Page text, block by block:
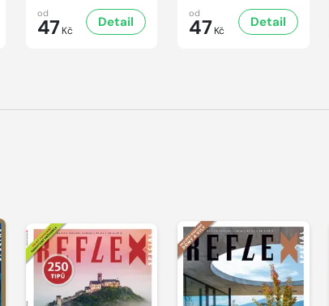
od
47 Kč
Detail
od
47 Kč
Detail